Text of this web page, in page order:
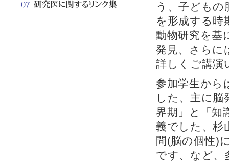
う、子どもの
を形成する時
動物研究を基
発見、さらに
詳しくご講演
参加学生から
した、主に
界期」と「知
義でした、杉
問(脳の個性)
です、など、